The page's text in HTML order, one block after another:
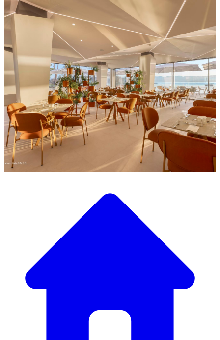
Scopri la nostra ampia selezione di mobili di design
Il Nostro Catalogo Mobili